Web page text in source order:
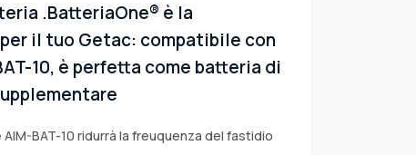
.BatteriaOne® è la
il tuo Getac: compatibile con
10, è perfetta come batteria di
BAT-10 ridurrà la freuquenza del fastidio